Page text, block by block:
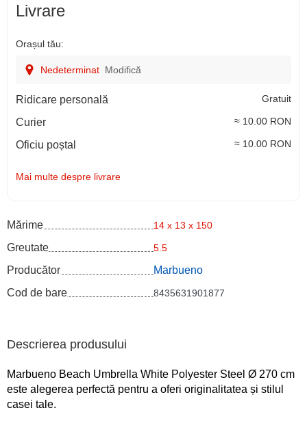
Livrare
Orașul tău:
Nedeterminat Modifică
Ridicare personală Gratuit
Curier ≈ 10.00 RON
Oficiu poștal ≈ 10.00 RON
Mai multe despre livrare
Mărime 14 x 13 x 150
Greutate 5.5
Producător
Marbueno
Cod de bare
8435631901877
Descrierea produsului
Marbueno Beach Umbrella White Polyester Steel Ø 270 cm
este alegerea perfectă pentru a oferi originalitatea și stilul
casei tale.